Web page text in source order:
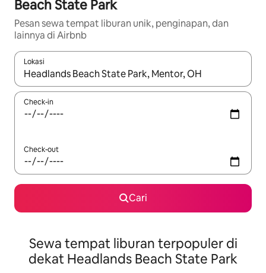
Beach State Park
Pesan sewa tempat liburan unik, penginapan, dan
lainnya di Airbnb
Lokasi
Jika hasil yang dicari tersedia, telusuri dengan tombol panah
Check-in
Check-out
Cari
Sewa tempat liburan terpopuler di
dekat Headlands Beach State Park